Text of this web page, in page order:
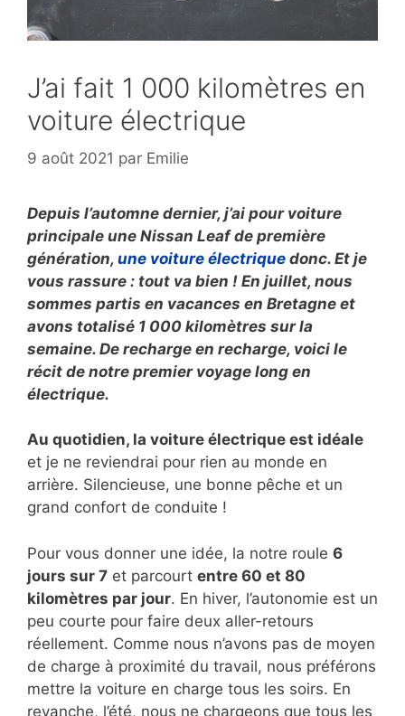
J’ai fait 1 000 kilomètres en
voiture électrique
9 août 2021 par Emilie
Depuis l’automne dernier, j’ai pour voiture
principale une Nissan Leaf de première
génération, une voiture électrique donc. Et je
vous rassure : tout va bien ! En juillet, nous
sommes partis en vacances en Bretagne et
avons totalisé 1 000 kilomètres sur la
semaine. De recharge en recharge, voici le
récit de notre premier voyage long en
électrique.
Au quotidien, la voiture électrique est idéale
et je ne reviendrai pour rien au monde en
arrière. Silencieuse, une bonne pêche et un
grand confort de conduite !
Pour vous donner une idée, la notre roule 6
jours sur 7 et parcourt entre 60 et 80
kilomètres par jour. En hiver, l’autonomie est un
peu courte pour faire deux aller-retours
réellement. Comme nous n’avons pas de moyen
de charge à proximité du travail, nous préférons
mettre la voiture en charge tous les soirs. En
revanche, l’été, nous ne chargeons que tous les